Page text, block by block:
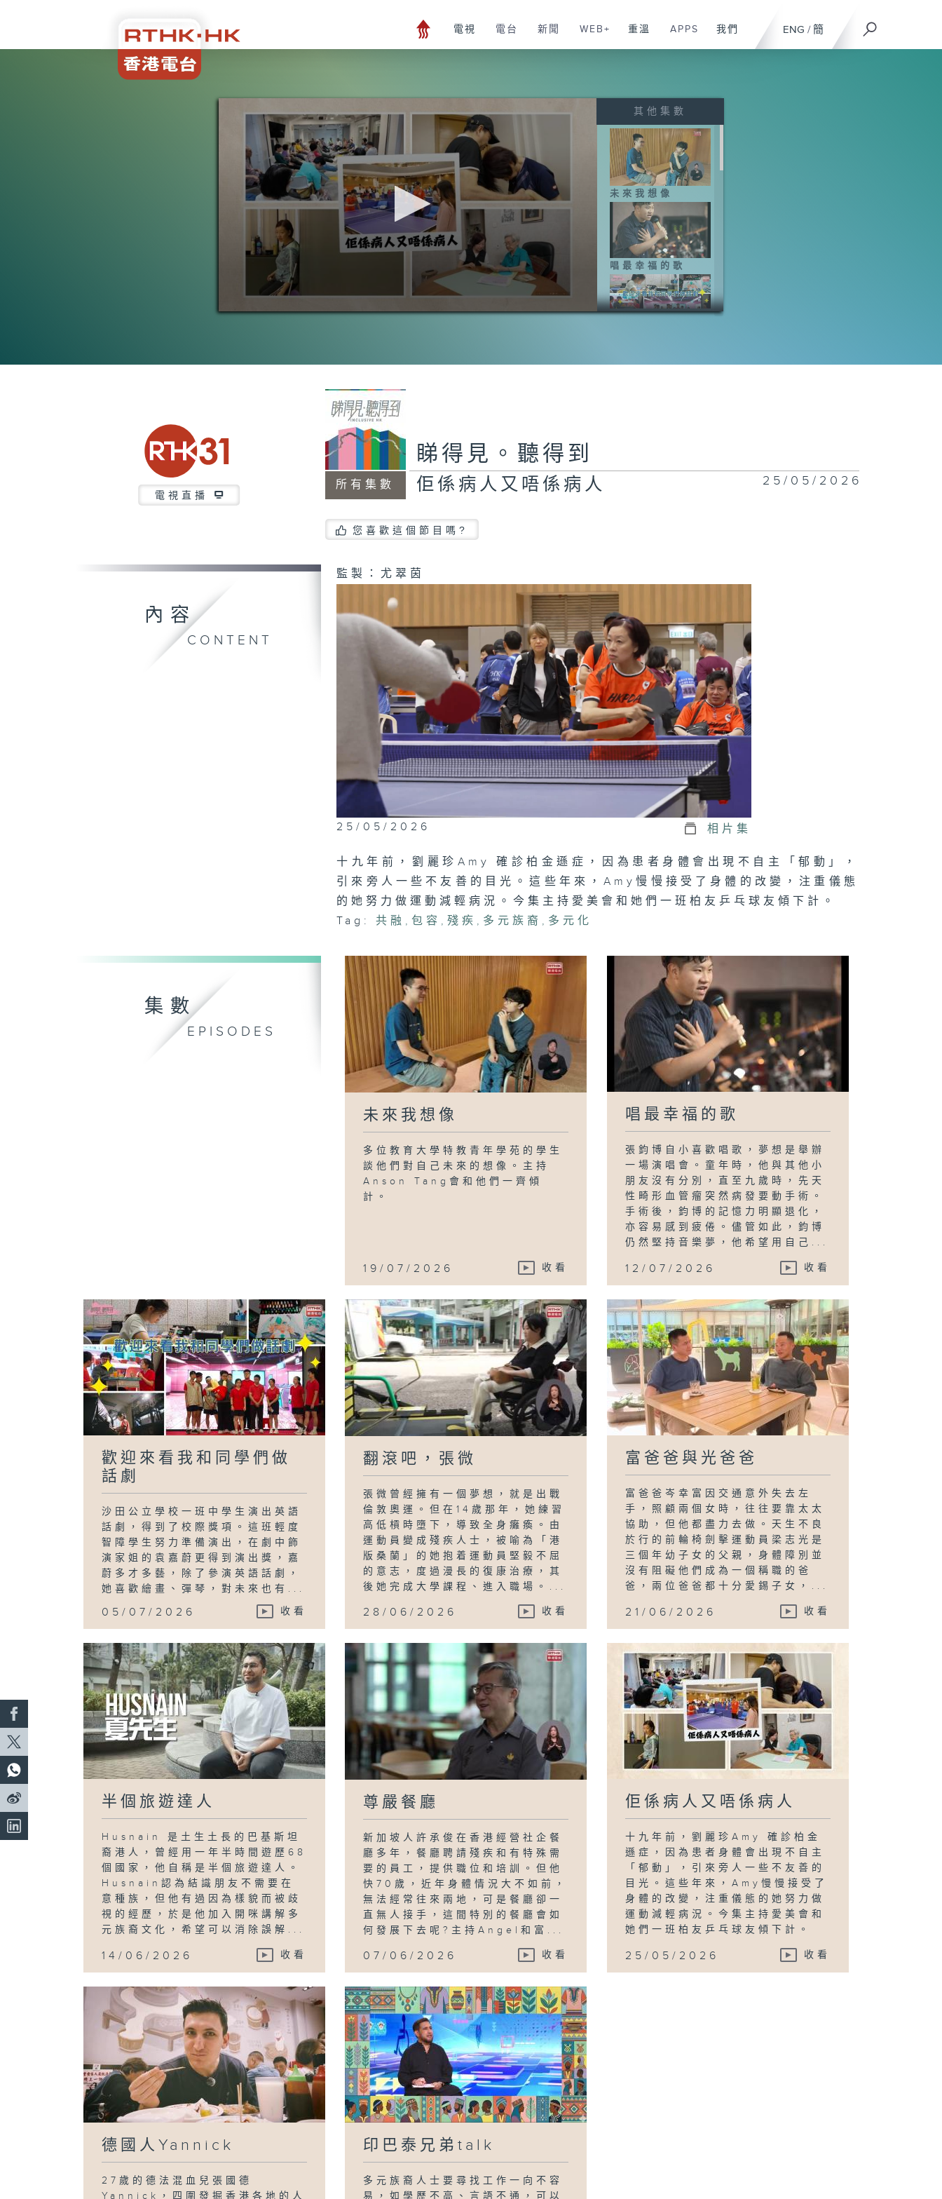
ENG / 簡
電視 電台 新聞 WEB+ 重溫 APPS 我們
0
其他集數
未來我想像
唱最幸福的歌
尊嚴餐廳
德國人Yannick
印巴泰兄弟talk
我鍾意返工
電視直播
所有集數
睇得見。聽得到
佢係病人又唔係病人 25/05/2026
您喜歡這個節目嗎?
內容
CONTENT
監製：尤翠茵
25/05/2026 相片集
十九年前，劉麗珍Amy 確診柏金遜症，因為患者身體會出現不自主「郁動」，
引來旁人一些不友善的目光。這些年來，Amy慢慢接受了身體的改變，注重儀態
的她努力做運動減輕病況。今集主持愛美會和她們一班柏友乒乓球友傾下計。
Tag:
共融 ,包容 ,殘疾 , 多元族裔 , 多元化
集數
EPISODES
未來我想像
多位教育大學特教青年學苑的學生
談他們對自己未來的想像。主持
Anson Tang會和他們一齊傾
計。
19/07/2026 收看
唱最幸福的歌
張鈞博自小喜歡唱歌，夢想是舉辦
一場演唱會。童年時，他與其他小
朋友沒有分別，直至九歲時，先天
性畸形血管瘤突然病發要動手術。
手術後，鈞博的記憶力明顯退化，
亦容易感到疲倦。儘管如此，鈞博
仍然堅持音樂夢，他希望用自己...
12/07/2026 收看
歡迎來看我和同學們做
話劇
沙田公立學校一班中學生演出英語
話劇，得到了校際獎項。這班輕度
智障學生努力準備演出，在劇中飾
演家姐的袁嘉蔚更得到演出獎，嘉
蔚多才多藝，除了參演英語話劇，
她喜歡繪畫、彈琴，對未來也有...
05/07/2026 收看
翻滾吧，張微
張微曾經擁有一個夢想，就是出戰
倫敦奧運。但在14歲那年，她練習
高低槓時墮下，導致全身癱瘓。由
運動員變成殘疾人士，被喻為「港
版桑蘭」的她抱着運動員堅毅不屈
的意志，度過漫長的復康治療，其
後她完成大學課程、進入職場。...
28/06/2026 收看
富爸爸與光爸爸
富爸爸岑幸富因交通意外失去左
手，照顧兩個女時，往往要靠太太
協助，但他都盡力去做。天生不良
於行的前輪椅劍擊運動員梁志光是
三個年幼子女的父親，身體障別並
沒有阻礙他們成為一個稱職的爸
爸，兩位爸爸都十分愛錫子女，...
21/06/2026 收看
半個旅遊達人
Husnain 是土生土長的巴基斯坦
裔港人，曾經用一年半時間遊歷68
個國家，他自稱是半個旅遊達人。
Husnain認為結識朋友不需要在
意種族，但他有過因為樣貌而被歧
視的經歷，於是他加入開咪講解多
元族裔文化，希望可以消除誤解...
14/06/2026 收看
尊嚴餐廳
新加坡人許承俊在香港經營社企餐
廳多年，餐廳聘請殘疾和有特殊需
要的員工，提供職位和培訓。但他
快70歲，近年身體情況大不如前，
無法經常往來兩地，可是餐廳卻一
直無人接手，這間特別的餐廳會如
何發展下去呢?主持Angel和富...
07/06/2026 收看
佢係病人又唔係病人
十九年前，劉麗珍Amy 確診柏金
遜症，因為患者身體會出現不自主
「郁動」，引來旁人一些不友善的
目光。這些年來，Amy慢慢接受了
身體的改變，注重儀態的她努力做
運動減輕病況。今集主持愛美會和
她們一班柏友乒乓球友傾下計。
25/05/2026 收看
德國人Yannick
27歲的德法混血兒張國德
Yannick，四圍發掘香港各地的人
印巴泰兄弟talk
多元族裔人士要尋找工作一向不容
易，如學歷不高、言語不通，可以